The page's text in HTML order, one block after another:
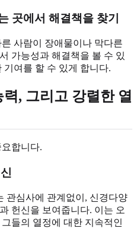
곳에서 해결책을 찾기
른 사람이 장애물이나 막다른
가능성과 해결책을 볼 수 있
기여를 할 수 있게 합니다.
, 그리고 강렬한 열
합니다.
관심사에 관계없이, 신경다양
헌신을 보여줍니다. 이는 오
들의 열정에 대한 지속적인